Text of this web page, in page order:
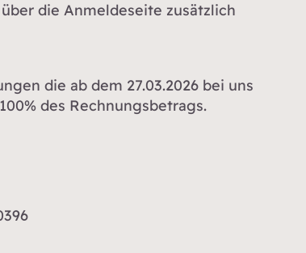
die Anmeldeseite zusätzlich
die ab dem 27.03.2026 bei uns
des Rechnungsbetrags.